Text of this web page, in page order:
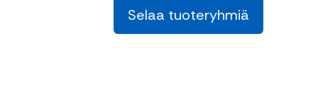
Selaa tuoteryhmiä